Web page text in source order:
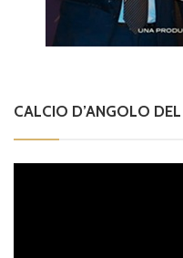
CALCIO D’ANGOLO